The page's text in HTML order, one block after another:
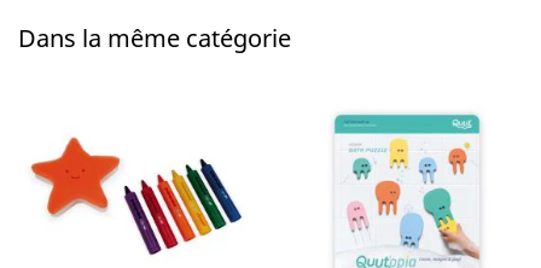
Dans la même catégorie